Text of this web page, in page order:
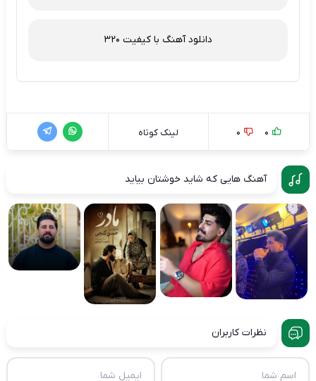
دانلود آهنگ با کیفیت 320
0
0 لینک کوتاه
آهنگ هایی که شاید خوشتان بیاید
نظرات کاربران